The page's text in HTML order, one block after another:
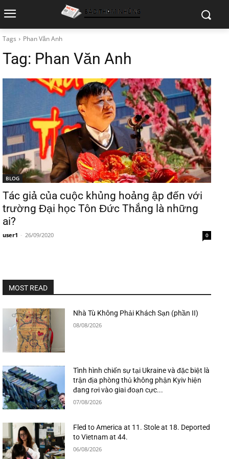
Tags Phan Văn Anh
Tag: Phan Văn Anh
BLOG
Tác giả của cuộc khủng hoảng ập đến với
trường Đại học Tôn Đức Thắng là những
ai?
user1 - 26/09/2020 0
MOST READ
Nhà Tù Không Phải Khách Sạn (phần II)
08/08/2026
Tình hình chiến sự tại Ukraine và đặc biệt là
trận địa phòng thủ không phận Kyiv hiện
đang rơi vào giai đoạn cực...
07/08/2026
Fled to America at 11. Stole at 18. Deported
to Vietnam at 44.
06/08/2026